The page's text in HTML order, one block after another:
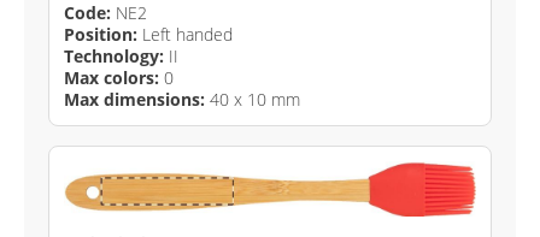
Code: NE2
Position: Left handed
Technology: II
Max colors: 0
Max dimensions: 40 x 10 mm